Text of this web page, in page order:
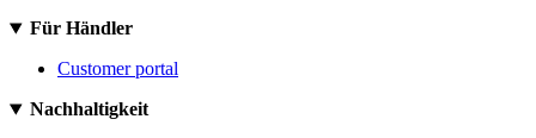
Für Händler
Customer portal
Nachhaltigkeit